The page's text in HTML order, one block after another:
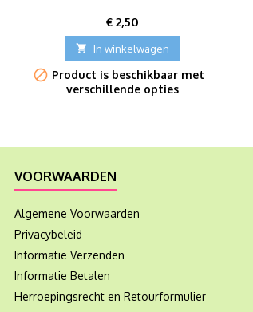
Prijs
€ 2,50
 In winkelwagen
 Product is beschikbaar met
verschillende opties
VOORWAARDEN
Algemene Voorwaarden
Privacybeleid
Informatie Verzenden
Informatie Betalen
Herroepingsrecht en Retourformulier